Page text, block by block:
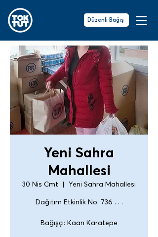
Düzenli Bağış
Yeni Sahra
Mahallesi
30 Nis Cmt Yeni Sahra Mahallesi
Dağıtım Etkinlik No: 736 . . .
Bağışçı: Kaan Karatepe